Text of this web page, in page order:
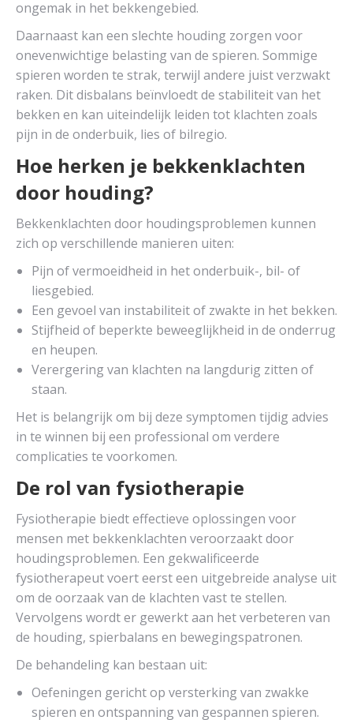
ongemak in het bekkengebied.
Daarnaast kan een slechte houding zorgen voor
onevenwichtige belasting van de spieren. Sommige
spieren worden te strak, terwijl andere juist verzwakt
raken. Dit disbalans beïnvloedt de stabiliteit van het
bekken en kan uiteindelijk leiden tot klachten zoals
pijn in de onderbuik, lies of bilregio.
Hoe herken je bekkenklachten
door houding?
Bekkenklachten door houdingsproblemen kunnen
zich op verschillende manieren uiten:
Pijn of vermoeidheid in het onderbuik-, bil- of
liesgebied.
Een gevoel van instabiliteit of zwakte in het bekken.
Stijfheid of beperkte beweeglijkheid in de onderrug
en heupen.
Verergering van klachten na langdurig zitten of
staan.
Het is belangrijk om bij deze symptomen tijdig advies
in te winnen bij een professional om verdere
complicaties te voorkomen.
De rol van fysiotherapie
Fysiotherapie biedt effectieve oplossingen voor
mensen met bekkenklachten veroorzaakt door
houdingsproblemen. Een gekwalificeerde
fysiotherapeut voert eerst een uitgebreide analyse uit
om de oorzaak van de klachten vast te stellen.
Vervolgens wordt er gewerkt aan het verbeteren van
de houding, spierbalans en bewegingspatronen.
De behandeling kan bestaan uit:
Oefeningen gericht op versterking van zwakke
spieren en ontspanning van gespannen spieren.